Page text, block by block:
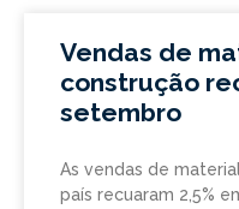
Vendas de
construção
setembro
As vendas de
país recuaram 2,5%